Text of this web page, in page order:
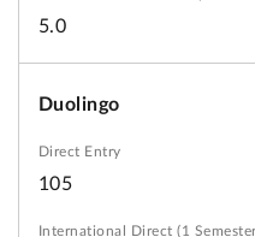
5.0
Duolingo
105